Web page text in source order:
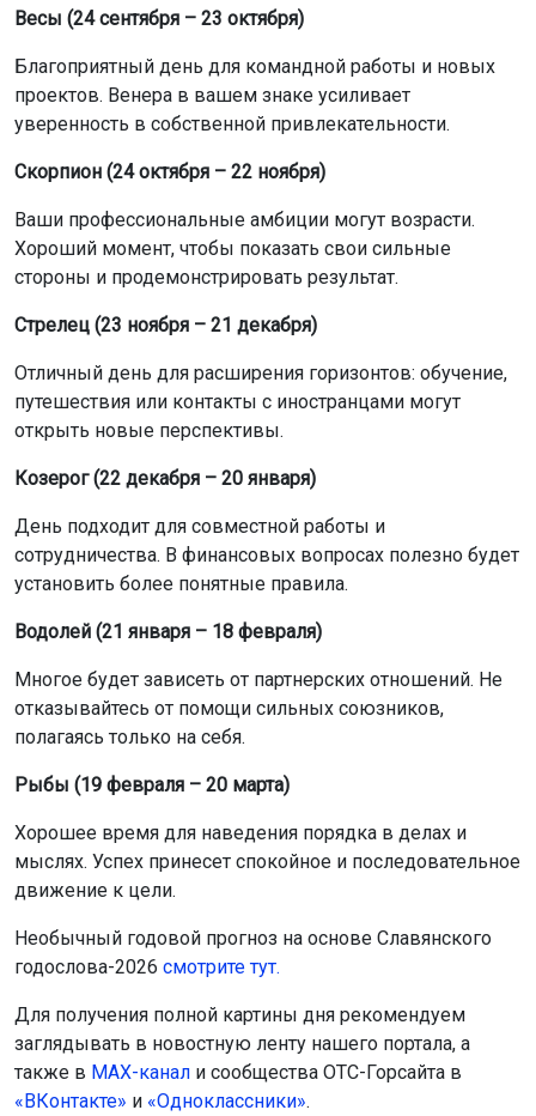
Весы (24 сентября – 23 октября)
Благоприятный день для командной работы и новых
проектов. Венера в вашем знаке усиливает
уверенность в собственной привлекательности.
Скорпион (24 октября – 22 ноября)
Ваши профессиональные амбиции могут возрасти.
Хороший момент, чтобы показать свои сильные
стороны и продемонстрировать результат.
Стрелец (23 ноября – 21 декабря)
Отличный день для расширения горизонтов: обучение,
путешествия или контакты с иностранцами могут
открыть новые перспективы.
Козерог (22 декабря – 20 января)
День подходит для совместной работы и
сотрудничества. В финансовых вопросах полезно будет
установить более понятные правила.
Водолей (21 января – 18 февраля)
Многое будет зависеть от партнерских отношений. Не
отказывайтесь от помощи сильных союзников,
полагаясь только на себя.
Рыбы (19 февраля – 20 марта)
Хорошее время для наведения порядка в делах и
мыслях. Успех принесет спокойное и последовательное
движение к цели.
Необычный годовой прогноз на основе Славянского
годослова-2026 смотрите тут.
Для получения полной картины дня рекомендуем
заглядывать в новостную ленту нашего портала, а
также в МАХ-канал и сообщества ОТС-Горсайта в
«ВКонтакте» и «Одноклассники».